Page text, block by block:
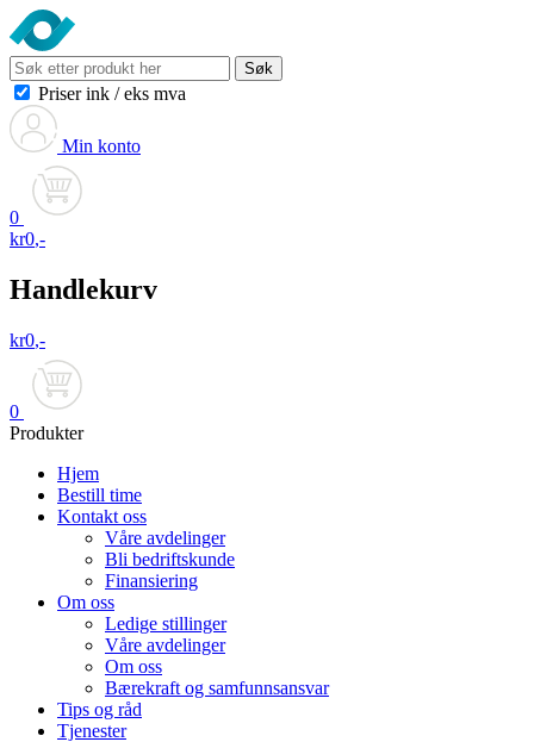
Søk
Priser ink / eks mva
Min konto
0
kr0,-
Handlekurv
kr0,-
0
Produkter
Hjem
Bestill time
Kontakt oss
Våre avdelinger
Bli bedriftskunde
Finansiering
Om oss
Ledige stillinger
Våre avdelinger
Om oss
Bærekraft og samfunnsansvar
Tips og råd
Tjenester